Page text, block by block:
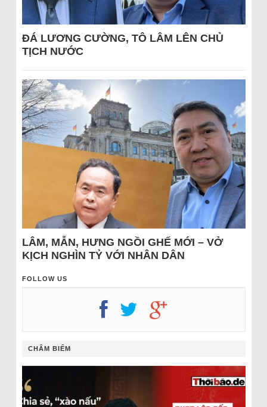
ĐÁ LƯƠNG CƯỜNG, TÔ LÂM LÊN CHỦ
TỊCH NƯỚC
LÂM, MẪN, HƯNG NGỒI GHẾ MỚI – VỞ
KỊCH NGHÌN TỶ VỚI NHÂN DÂN
FOLLOW US
CHÂM BIẾM